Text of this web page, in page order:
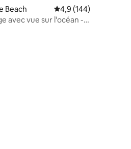
de 94 commentaires : 4,79 sur 5
Beach Évaluation moyenne
4,9 (144)
avec vue sur l'océan -